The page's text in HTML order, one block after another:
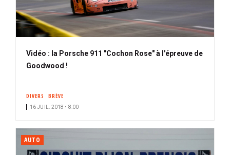
Vidéo : la Porsche 911 "Cochon Rose" à l'épreuve de
Goodwood !
DIVERS BRÈVE
16 JUIL. 2018 • 8:00
AUTO